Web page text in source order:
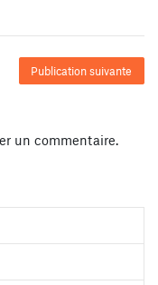
Publication suivante
un commentaire.